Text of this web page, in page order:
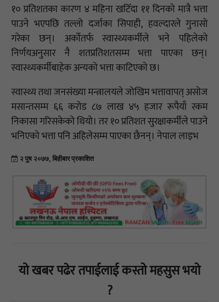
१० प्रतिशतका कारण ४ महिना खटिँदा ११ दिनको मात्रै भत्ता
पाउने भएपछि तल्लो दर्जाका सिपाही, हवल्दारले गुनासो
गरेका छन्। अर्कोतर्फ स्वास्थ्यकर्मीले भने पहिलेकाे
निर्णयअनुसार नै शतप्रतिशतसम्म भत्ता पाएका छन्।
स्वास्थ्यकर्मीबाहेक अन्यको भत्ता काटिएको छ।
स्वास्थ्य तथा जनसंख्या मन्त्रालयले जोखिम भत्तावापत् असोज
मसान्तसम्म ६६ करोड ८७ लाख ४५ हजार रूपैयाँ रकम
निकासा गरिसकेको थियो। तर १० प्रतिशत सुरक्षाकर्मीले पाउने
भनिएको भत्ता पनि अहिलेसम्म पाएका छैनन्। नेपाल लाइभ
२ पुष २०७७, बिहीबार प्रकाशित
यो खबर पढेर तपाईलाई कस्तो महसुस भयो
?